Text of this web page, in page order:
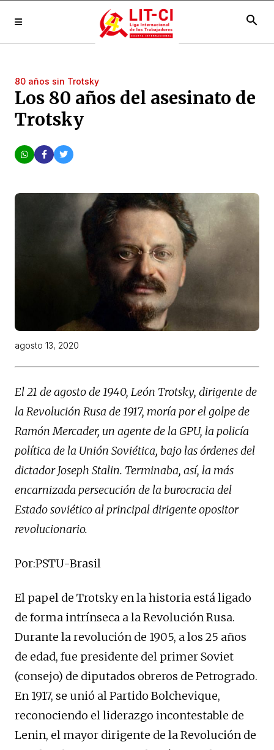
search
80 años sin Trotsky
Los 80 años del asesinato de
Trotsky
agosto 13, 2020
El 21 de agosto de 1940, León Trotsky, dirigente de
la Revolución Rusa de 1917, moría por el golpe de
Ramón Mercader, un agente de la GPU, la policía
política de la Unión Soviética, bajo las órdenes del
dictador Joseph Stalin. Terminaba, así, la más
encarnizada persecución de la burocracia del
Estado soviético al principal dirigente opositor
revolucionario.
Por:PSTU-Brasil
El papel de Trotsky en la historia está ligado
de forma intrínseca a la Revolución Rusa.
Durante la revolución de 1905, a los 25 años
de edad, fue presidente del primer Soviet
(consejo) de diputados obreros de Petrogrado.
En 1917, se unió al Partido Bolchevique,
reconociendo el liderazgo incontestable de
Lenin, el mayor dirigente de la Revolución de